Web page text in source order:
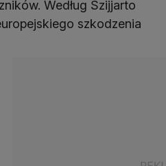
Według Szijjarto
szkodzenia